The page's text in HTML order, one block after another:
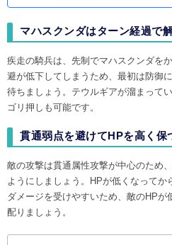
マハスクンダはターン経過で
疾走の騎兵は、先制でマハスクンダを
避が低下してしまうため、最初は防御
待ちましょう。テウルギアが溜まって
ゴリ押しも可能です。
貫通弱点を避けてHPを高く保
敵の攻撃は貫通属性攻撃が中心のため
ようにしましょう。HPが低くなって
ダメージを受けやすいため、敵のHPが
配りましょう。